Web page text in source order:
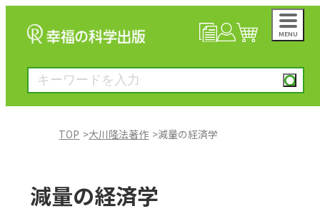
MENU
TOP 大川隆法著作 減量の経済学
減量の経済学